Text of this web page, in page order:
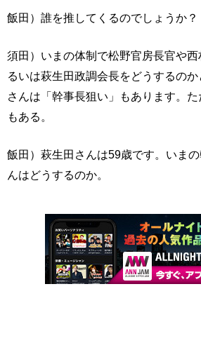
飯田）誰を推してくるのでしょうか？
須田）いまの体制で松野官房長官や
るいは萩生田政調会長をどうするの
さんは「幹事長狙い」もあります。
もある。
飯田）萩生田さんは59歳です。いま
んはどうするのか。